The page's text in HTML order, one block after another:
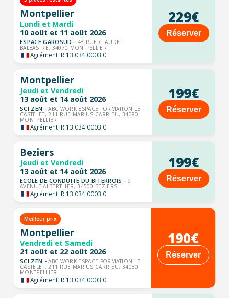
Montpellier
Lundi et Mardi
10 août et 11 août 2026
ESPACE GAROSUD - 48 RUE CLAUDE
BALBASTRE, 34070 MONTPELLIER
Agrément :R 13 034 0003 0
229€
Réserver
Montpellier
Jeudi et Vendredi
13 août et 14 août 2026
SCI ZEN -ABC WORK ESPACE FORMATION LE
CASTELET, 211 RUE MARIUS CARRIEU, 34080
MONTPELLIER
Agrément :R 13 034 0003 0
199€
Réserver
Beziers
Jeudi et Vendredi
13 août et 14 août 2026
ECOLE DE CONDUITE DU BITERROIS - 9
AVENUE ALBERT 1ER, 34500 BEZIERS
Agrément :R 13 034 0003 0
199€
Réserver
Meilleur prix
Montpellier
Vendredi et Samedi
21 août et 22 août 2026
SCI ZEN -ABC WORK ESPACE FORMATION LE
CASTELET, 211 RUE MARIUS CARRIEU, 34080
MONTPELLIER
Agrément :R 13 034 0003 0
190€
Réserver